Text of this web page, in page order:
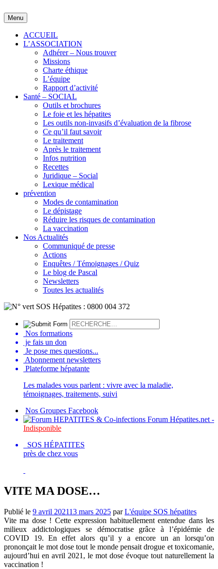
to
content
Menu
ACCUEIL
L’ASSOCIATION
Adhérer – Nous trouver
Missions
Charte éthique
L’équipe
Rapport d’activité
Santé – SOCIAL
Outils et brochures
Le foie et les hépatites
Les outils non-invasifs d’évaluation de la fibrose
Ce qu’il faut savoir
Le traitement
Après le traitement
Infos nutrition
Recettes
Juridique – Social
Lexique médical
prévention
Modes de contamination
Le dépistage
Réduire les risques de contamination
La vaccination
Nos Actualités
Communiqué de presse
Actions
Enquêtes / Témoignages / Quiz
Le blog de Pascal
Newsletters
Toutes les actualités
Nos formations
je fais un don
Je pose mes questions...
Abonnement newsletters
Plateforme hépatante
Les malades vous parlent : vivre avec la maladie,
témoignages, traitements, suivi
Nos Groupes Facebook
Forum Hépatites.net -
Indisponible
SOS HÉPATITES
près de chez vous
VITE MA DOSE…
Publié le 9 avril 202113 mars 2025 parL'équipe SOS hépatites
Vite ma dose ! Cette expression habituellement entendue dans les
milieux addictologiques se démocratise grâce à l’épidémie de
COVID 19. En effet alors qu’il y a encore un an lorsqu’on
prononçait le mot dose tout le monde pensait drogue et toxicomanie,
aujourd’hui en avril 2021, le mot dose évoque tout naturellement la
vaccination !